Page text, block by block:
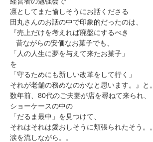
凛としてまた愉しそうにお話くださる
田丸さんのお話の中で印象的だったのは、
『売上だけを考えれば廃盤にするべき
昔ながらの安価なお菓子でも、
「人の人生に夢を与えて来たお菓子」
を
「守るためにも新しい改革をして行く」
それが老舗の務めなのかなと思います。』と。
数年前、80代のご夫妻が店を尋ねて来られ、
ショーケースの中の
「だるま最中」を見つけて、
それはそれは愛おしそうに頬張られたそう。。
涙を流しながら。。